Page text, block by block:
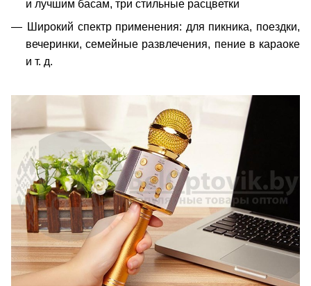
и лучшим басам, три стильные расцветки
Широкий спектр применения: для пикника, поездки,
вечеринки, семейные развлечения, пение в караоке
и т. д.